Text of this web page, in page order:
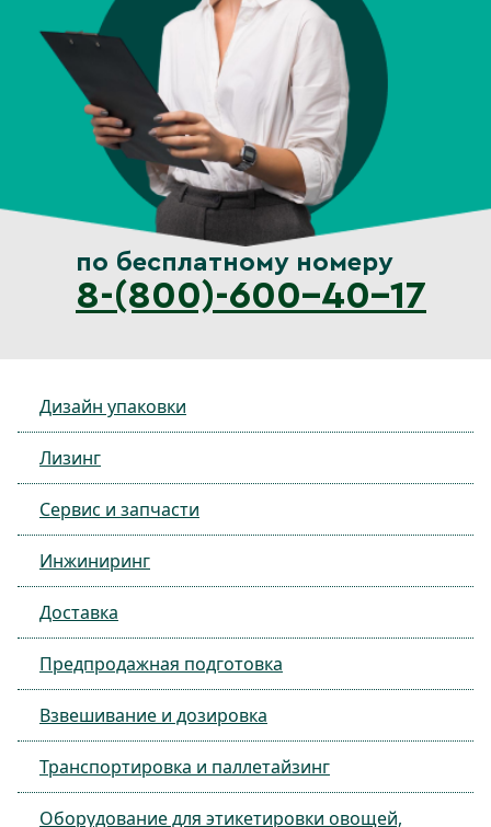
по бесплатному номеру
8-(800)-600-40-17
Дизайн упаковки
Лизинг
Сервис и запчасти
Инжиниринг
Доставка
Предпродажная подготовка
Взвешивание и дозировка
Транспортировка и паллетайзинг
Оборудование для этикетировки овощей,